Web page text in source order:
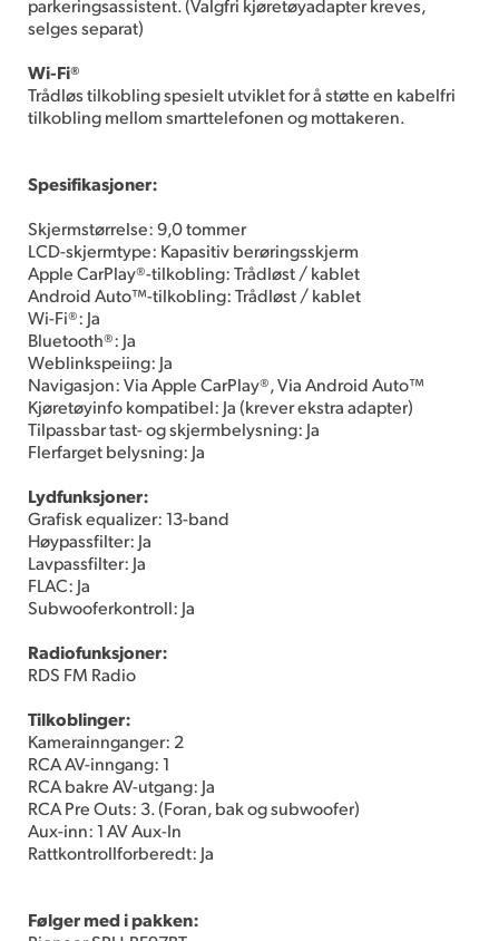
parkeringsassistent. (Valgfri kjøretøyadapter kreves,
selges separat)
Wi-Fi®
Trådløs tilkobling spesielt utviklet for å støtte en kabelfri
tilkobling mellom smarttelefonen og mottakeren.
Spesifikasjoner:
Skjermstørrelse: 9,0 tommer
LCD-skjermtype: Kapasitiv berøringsskjerm
Apple CarPlay®-tilkobling: Trådløst / kablet
Android Auto™-tilkobling: Trådløst / kablet
Wi-Fi®: Ja
Bluetooth®: Ja
Weblinkspeiing: Ja
Navigasjon: Via Apple CarPlay®, Via Android Auto™
Kjøretøyinfo kompatibel: Ja (krever ekstra adapter)
Tilpassbar tast- og skjermbelysning: Ja
Flerfarget belysning: Ja
Lydfunksjoner:
Grafisk equalizer: 13-band
Høypassfilter: Ja
Lavpassfilter: Ja
FLAC: Ja
Subwooferkontroll: Ja
Radiofunksjoner:
RDS FM Radio
Tilkoblinger:
Kamerainnganger: 2
RCA AV-inngang: 1
RCA bakre AV-utgang: Ja
RCA Pre Outs: 3. (Foran, bak og subwoofer)
Aux-inn: 1 AV Aux-In
Rattkontrollforberedt: Ja
Følger med i pakken: